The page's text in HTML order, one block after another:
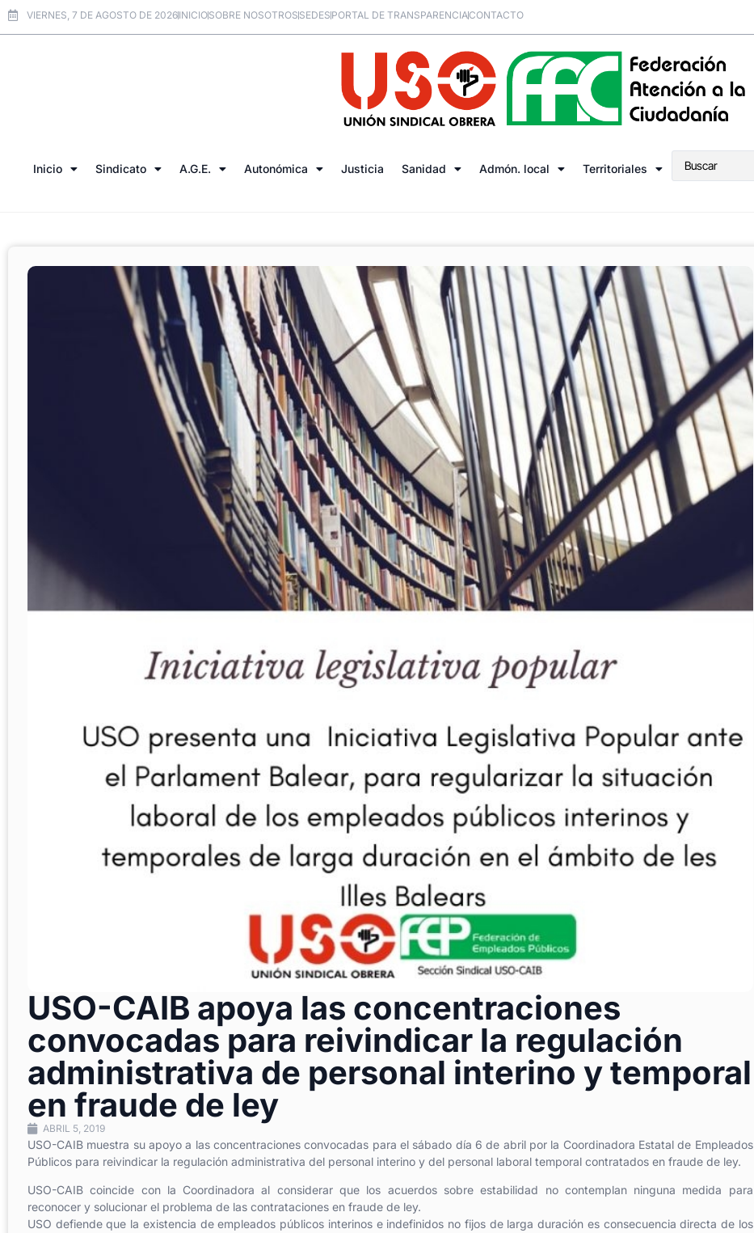
VIERNES, 7 DE AGOSTO DE 2026INICIOSOBRE NOSOTROSSEDESPORTAL DE TRANSPARENCIACONTACTO
Inicio Sindicato A.G.E. Autonómica Justicia Sanidad Admón. local Territoriales
USO-CAIB apoya las concentraciones
convocadas para reivindicar la regulación
administrativa de personal interino y temporal
en fraude de ley
ABRIL 5, 2019
USO-CAIB muestra su apoyo a las concentraciones convocadas para el sábado día 6 de abril por la Coordinadora Estatal de Empleados
Públicos para reivindicar la regulación administrativa del personal interino y del personal laboral temporal contratados en fraude de ley.
USO-CAIB coincide con la Coordinadora al considerar que los acuerdos sobre estabilidad no contemplan ninguna medida para
reconocer y solucionar el problema de las contrataciones en fraude de ley.
USO defiende que la existencia de empleados públicos interinos e indefinidos no fijos de larga duración es consecuencia directa de los